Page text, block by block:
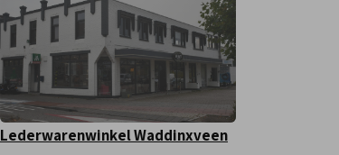
Lederwarenwinkel Waddinxveen